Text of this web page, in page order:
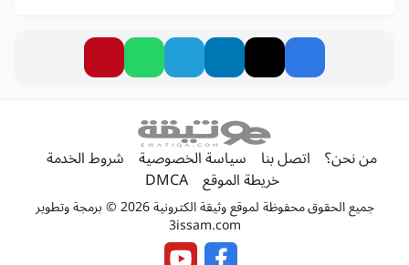
من نحن؟ اتصل بنا سياسة الخصوصية شروط الخدمة
خريطة الموقع DMCA
جميع الحقوق محفوظة لموقع وثيقة الكترونية 2026 © برمجة وتطوير
3issam.com